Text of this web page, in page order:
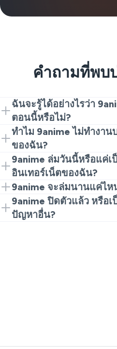
คำถามที่พบ
ฉันจะรู้ได้อย่างไรว่า
ตอนนี้หรือไม่?
หากคุณสงสัยว่า 9anime ล่ม
9anime ล่มอยู่ตอนนี้หรือไม่ อย่
เปิดเครื่องมือตรวจสอบสดและ
ล่าสุด หากเป็นจริง คุณจะเห็น
ขึ้น ไม่ใช่แค่ข้อร้องเรียนหนึ่งห
พื้นฐานแล้วเครื่องมือตรวจสอ
จะแสดงว่าปัญหานั้นแพร่หลา
เท่านั้น
ทำไม 9anime ไม่ทำงา
ของฉัน?
เมื่อคนพิมพ์ว่าทำไม 9anime
หรือ 9anime ไม่โหลด มักจะเป็
หลัก คือ อาจจะมีปัญหาล่มจริง
ที่คุณใช้อาจถูกบล็อกหรือมีปัญ
เนื่องจากบริการดั้งเดิมถูกนำอ
โดเมนที่คล้ายกันมากมาย และ
9anime ล่มวันนี้หรือแค่
อินเทอร์เน็ตของฉัน?
หากคุณสงสัยว่า 9anime ล่มวั
ให้ตรวจสอบรายงานสดก่อน
รายงาน ลองทดสอบการเชื่อ
และลองใช้เบราว์เซอร์อื่น หาก
9anime จะล่มนานแค่ไห
ไม่มีคำตอบที่แน่นอนสำหรับค
ใช้เวลานานแค่ไหนกับ
มากจะไม่เกินชั่วโมง แต่การห
9anime ปิดตัวแล้ว หรือเ
ปัญหาอื่น?